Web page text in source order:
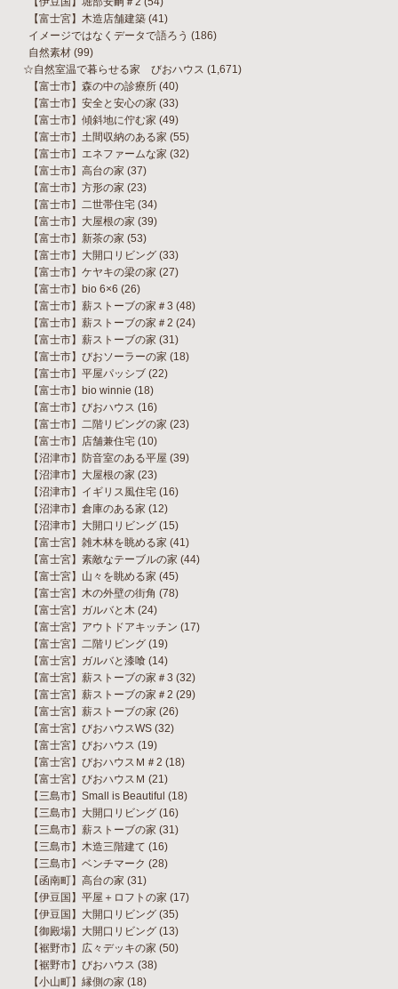
【富士宮】木造店舗建築 (41)
イメージではなくデータで語ろう (186)
自然素材 (99)
☆自然室温で暮らせる家 びおハウス (1,671)
【富士市】森の中の診療所 (40)
【富士市】安全と安心の家 (33)
【富士市】傾斜地に佇む家 (49)
【富士市】土間収納のある家 (55)
【富士市】エネファームな家 (32)
【富士市】高台の家 (37)
【富士市】方形の家 (23)
【富士市】二世帯住宅 (34)
【富士市】大屋根の家 (39)
【富士市】新茶の家 (53)
【富士市】大開口リビング (33)
【富士市】ケヤキの梁の家 (27)
【富士市】bio 6×6 (26)
【富士市】薪ストーブの家＃3 (48)
【富士市】薪ストーブの家＃2 (24)
【富士市】薪ストーブの家 (31)
【富士市】びおソーラーの家 (18)
【富士市】平屋パッシブ (22)
【富士市】bio winnie (18)
【富士市】びおハウス (16)
【富士市】二階リビングの家 (23)
【富士市】店舗兼住宅 (10)
【沼津市】防音室のある平屋 (39)
【沼津市】大屋根の家 (23)
【沼津市】イギリス風住宅 (16)
【沼津市】倉庫のある家 (12)
【沼津市】大開口リビング (15)
【富士宮】雑木林を眺める家 (41)
【富士宮】素敵なテーブルの家 (44)
【富士宮】山々を眺める家 (45)
【富士宮】木の外壁の街角 (78)
【富士宮】ガルバと木 (24)
【富士宮】アウトドアキッチン (17)
【富士宮】二階リビング (19)
【富士宮】ガルバと漆喰 (14)
【富士宮】薪ストーブの家＃3 (32)
【富士宮】薪ストーブの家＃2 (29)
【富士宮】薪ストーブの家 (26)
【富士宮】びおハウスWS (32)
【富士宮】びおハウス (19)
【富士宮】びおハウスＭ＃2 (18)
【富士宮】びおハウスＭ (21)
【三島市】Small is Beautiful (18)
【三島市】大開口リビング (16)
【三島市】薪ストーブの家 (31)
【三島市】木造三階建て (16)
【三島市】ベンチマーク (28)
【函南町】高台の家 (31)
【伊豆国】平屋＋ロフトの家 (17)
【伊豆国】大開口リビング (35)
【御殿場】大開口リビング (13)
【裾野市】広々デッキの家 (50)
【裾野市】びおハウス (38)
【小山町】縁側の家 (18)